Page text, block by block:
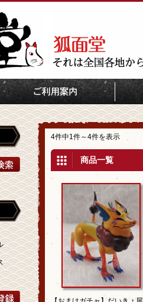
4件中1件～4件を表示
商品一覧